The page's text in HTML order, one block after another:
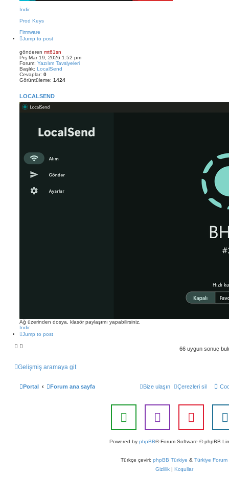
İndir
Prod Keys
Firmware
Jump to post
gönderen mt61sn
Prş Mar 19, 2026 1:52 pm
Forum: Yazılım Tavsiyeleri
Başlık: LocalSend
Cevaplar: 0
Görüntüleme: 1424
LOCALSEND
Ağ üzerinden dosya, klasör paylaşımı yapabilirsiniz.
İndir
Jump to post
66 uygun sonuç
Gelişmiş aramaya git
Portal Forum ana sayfa Çerezleri sil
Bize ulaşın
Powered by phpBB® Forum Software © phpBB
Türkçe çeviri: phpBB Türkiye & Türkiye Forum
Gizlilik| Koşullar